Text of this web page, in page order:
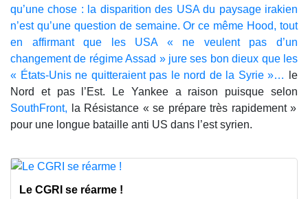
qu’une chose : la disparition des USA du paysage irakien
n’est qu’une question de semaine. Or ce même Hood, tout
en affirmant que les USA « ne veulent pas d’un
changement de régime Assad » jure ses bon dieux que les
« États-Unis ne quitteraient pas le nord de la Syrie »…
le
Nord et pas l’Est. Le Yankee a raison puisque selon
SouthFront, la Résistance « se prépare très rapidement »
pour une longue bataille anti US dans l’est syrien.
Le CGRI se réarme !